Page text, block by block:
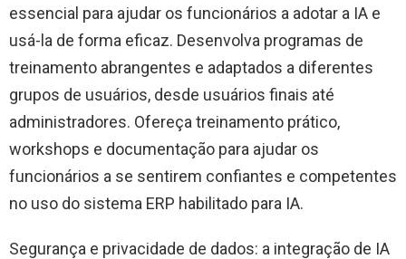
essencial para ajudar os funcionários a adotar a IA e
usá-la de forma eficaz. Desenvolva programas de
treinamento abrangentes e adaptados a diferentes
grupos de usuários, desde usuários finais até
administradores. Ofereça treinamento prático,
workshops e documentação para ajudar os
funcionários a se sentirem confiantes e competentes
no uso do sistema ERP habilitado para IA.
Segurança e privacidade de dados: a integração de IA